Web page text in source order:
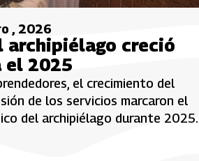
, 2026
archipiélago creció
el 2025
el crecimiento del
de los servicios marcaron el
del archipiélago durante 2025.